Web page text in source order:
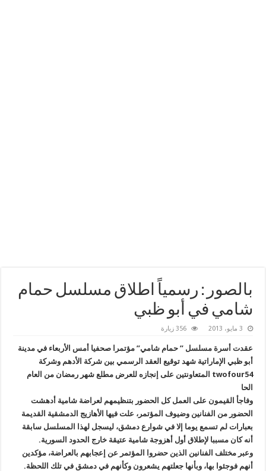
بالصور : رسمياً اطلاق مسلسل حمام
شامي في أبو ظبي
3 مايو، 2013 356 زيارة
عقدت أسرة مسلسل ” حمام شامي” مؤتمرا صحفيا أمس الأربعاء في مدينة
أبو ظبي الإماراتية شهد توقيع العقد الرسمي بين شركة الأدهم وشركة
twofour54المتعاونتين على إنجازه للعرض مطلع شهر رمضان من العام
الحا
وفاجأ القيمون على العمل كل الحضور بتنظيمهم لعراضة شامية أدهشت
الحضور من الفنانين وضيوف المؤتمر، علت فيها الأهازيج الدمشقية القديمة
بعبارات لم تسمع يوما إلا في شوارع دمشق، ليسجل لهذا المسلسل سابقة
أنه كان مسببا لإطلاق أول أهزوجة شامية عتيقة خارج الحدود السورية.
وعبر مختلف الفنانين الذين حضروا المؤتمر عن إعجابهم بالعراضة، مؤكدين
أنهم فوجئوا بها، وبأنها جعلتهم يشعرون وكأنهم في دمشق في تلك اللحظة.